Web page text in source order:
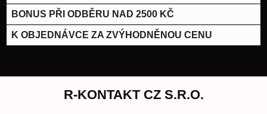
BONUS PŘI ODBĚRU NAD 2500 KČ
K OBJEDNÁVCE ZA ZVÝHODNĚNOU CENU
R-KONTAKT CZ S.R.O.